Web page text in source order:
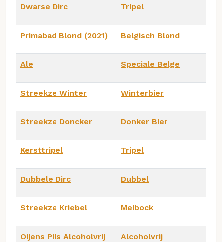
Dwarse Dirc Tripel
Primabad Blond (2021) Belgisch Blond
Ale Speciale Belge
Streekze Winter Winterbier
Streekze Doncker Donker Bier
Kersttripel Tripel
Dubbele Dirc Dubbel
Streekze Kriebel Meibock
Oijens Pils Alcoholvrij Alcoholvrij